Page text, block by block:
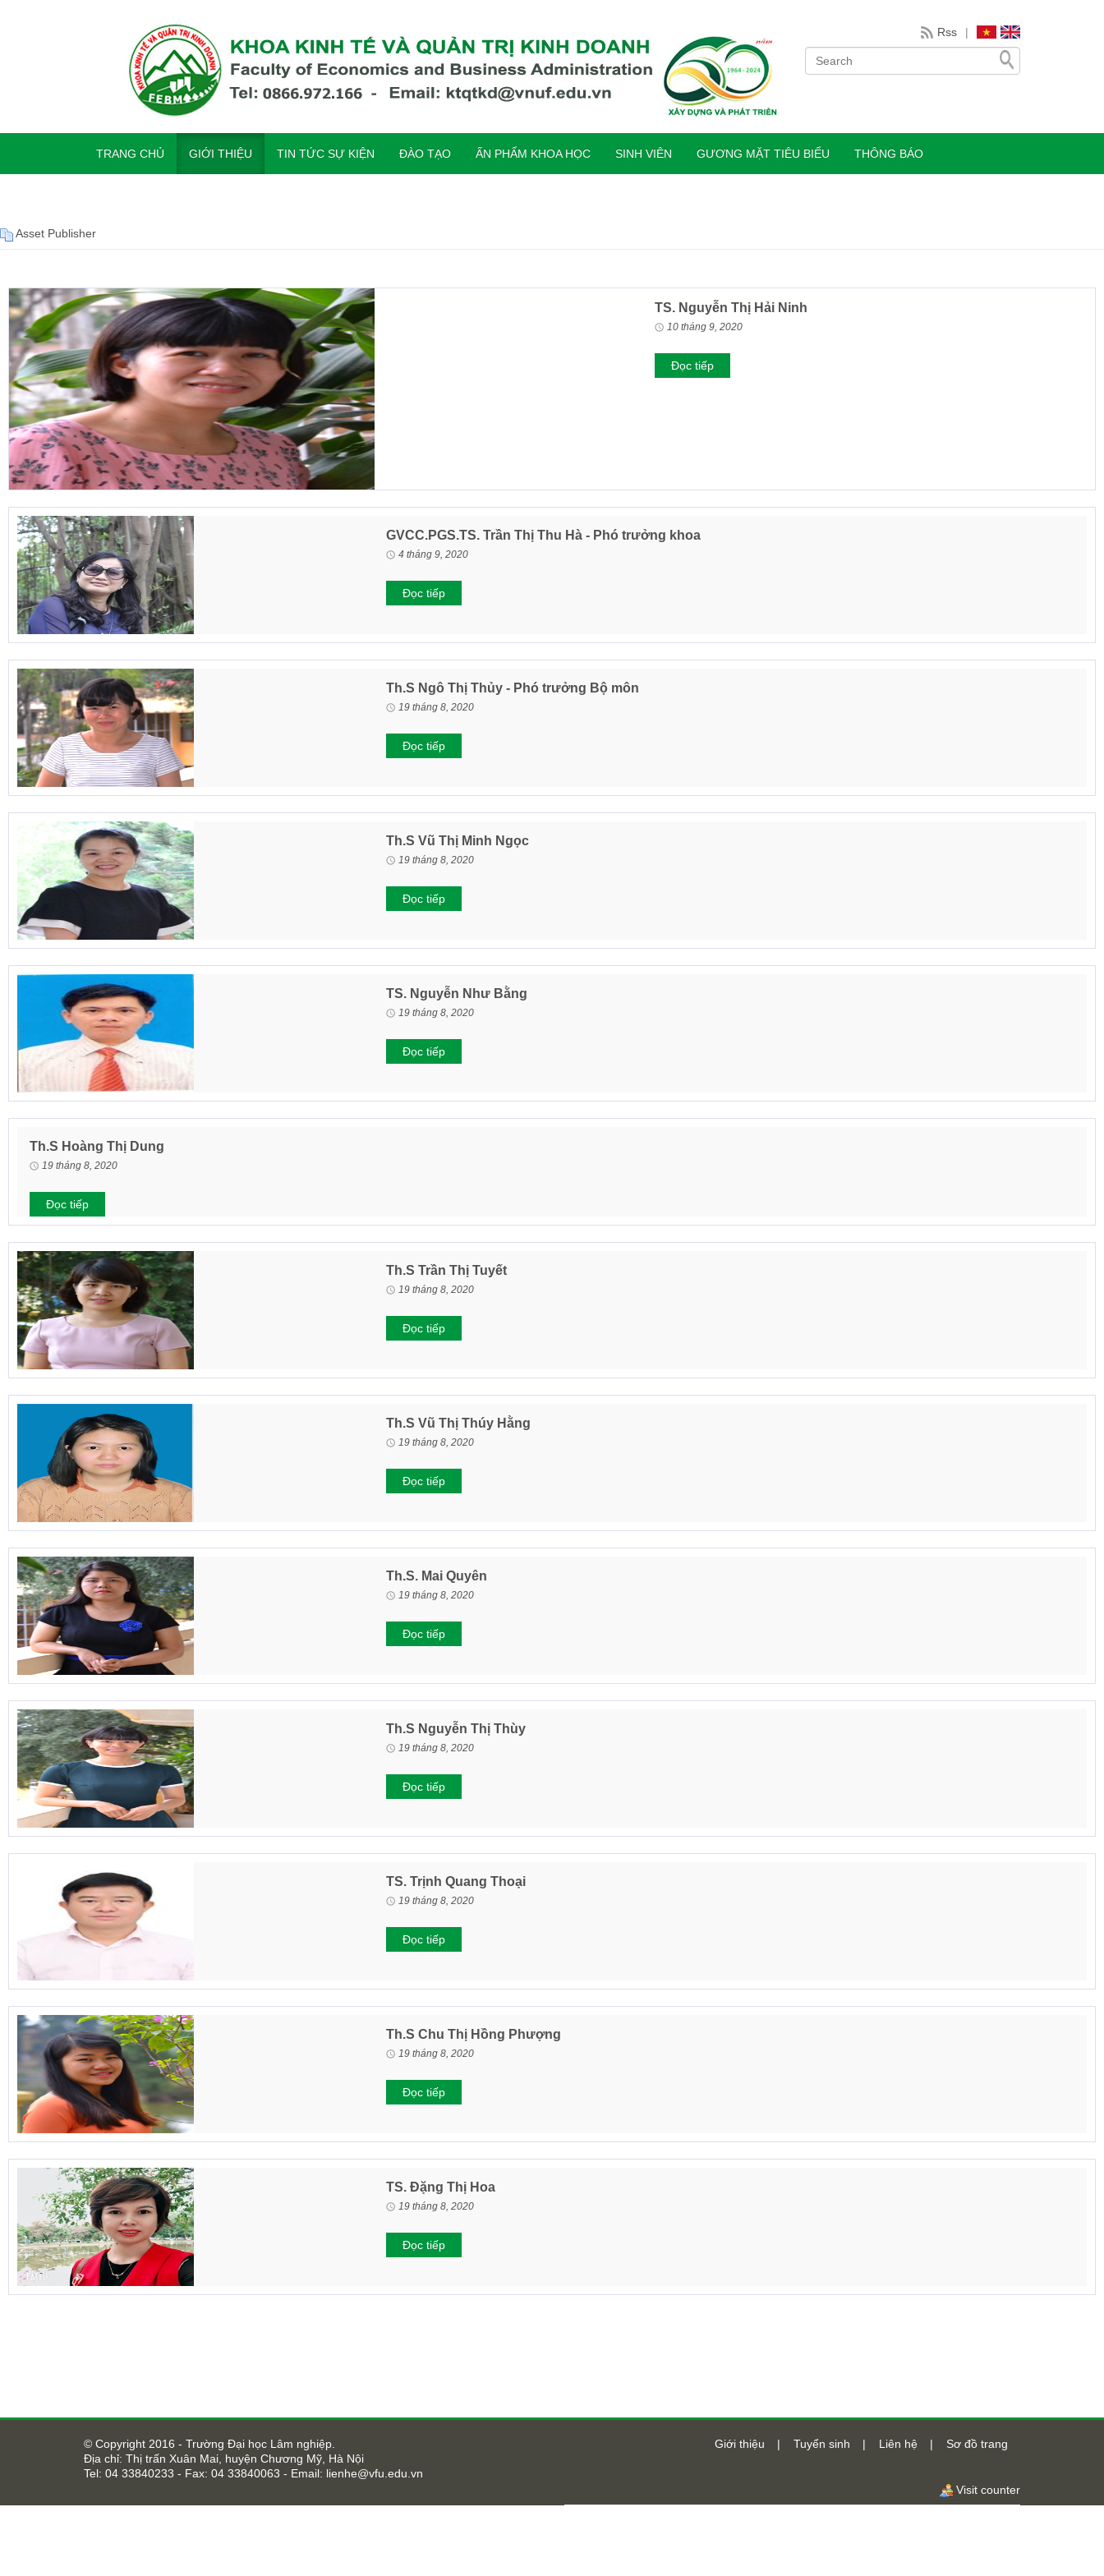
Rss |
TRANG CHỦ GIỚI THIỆU TIN TỨC SỰ KIỆN ĐÀO TẠO ẤN PHẨM KHOA HỌC SINH VIÊN GƯƠNG MẶT TIÊU BIỂU THÔNG BÁO
Asset Publisher
TS. Nguyễn Thị Hải Ninh
10 tháng 9, 2020
Đọc tiếp
GVCC.PGS.TS. Trần Thị Thu Hà - Phó trưởng khoa
4 tháng 9, 2020
Đọc tiếp
Th.S Ngô Thị Thủy - Phó trưởng Bộ môn
19 tháng 8, 2020
Đọc tiếp
Th.S Vũ Thị Minh Ngọc
19 tháng 8, 2020
Đọc tiếp
TS. Nguyễn Như Bằng
19 tháng 8, 2020
Đọc tiếp
Th.S Hoàng Thị Dung
19 tháng 8, 2020
Đọc tiếp
Th.S Trần Thị Tuyết
19 tháng 8, 2020
Đọc tiếp
Th.S Vũ Thị Thúy Hằng
19 tháng 8, 2020
Đọc tiếp
Th.S. Mai Quyên
19 tháng 8, 2020
Đọc tiếp
Th.S Nguyễn Thị Thùy
19 tháng 8, 2020
Đọc tiếp
TS. Trịnh Quang Thoại
19 tháng 8, 2020
Đọc tiếp
Th.S Chu Thị Hồng Phượng
19 tháng 8, 2020
Đọc tiếp
TS. Đặng Thị Hoa
19 tháng 8, 2020
Đọc tiếp
© Copyright 2016 - Trường Đại học Lâm nghiệp.
Địa chỉ: Thị trấn Xuân Mai, huyện Chương Mỹ, Hà Nội
Tel: 04 33840233 - Fax: 04 33840063 - Email: lienhe@vfu.edu.vn
Giới thiệu | Tuyển sinh | Liên hệ | Sơ đồ trang
Visit counter